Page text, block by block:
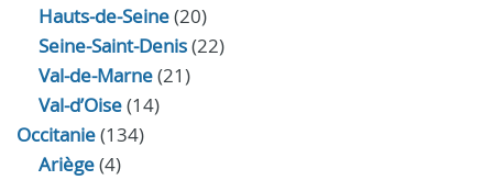
Hauts-de-Seine(20)
Seine-Saint-Denis(22)
Val-de-Marne(21)
Val-d’Oise(14)
Occitanie(134)
Ariège(4)